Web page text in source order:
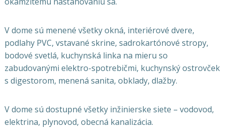
V dome sú menené všetky okná, interiérové dvere,
podlahy PVC, vstavané skrine, sadrokartónové stropy,
bodové svetlá, kuchynská linka na mieru so
zabudovanými elektro-spotrebičmi, kuchynský ostrovček
s digestorom, menená sanita, obklady, dlažby.
V dome sú dostupné všetky inžinierske siete – vodovod,
elektrina, plynovod, obecná kanalizácia.